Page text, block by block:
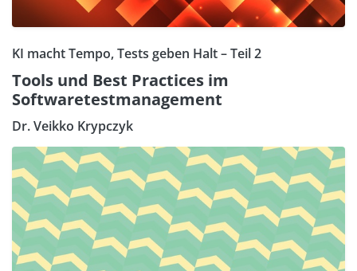
KI macht Tempo, Tests geben Halt – Teil 2
Tools und Best Practices im
Softwaretestmanagement
Dr. Veikko Krypczyk